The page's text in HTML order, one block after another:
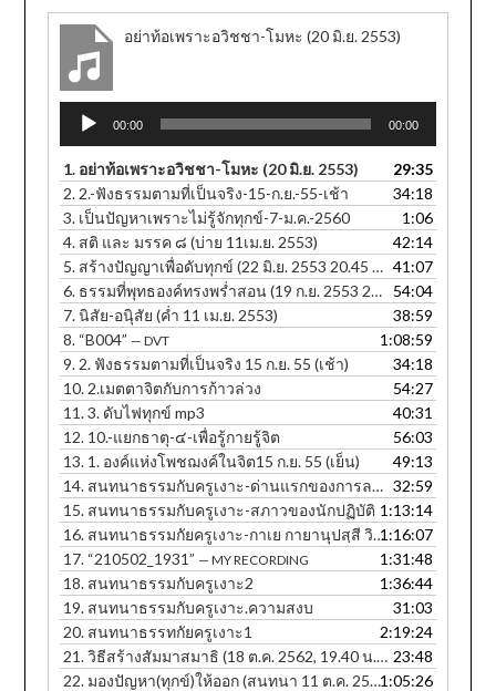
อย่าท้อเพราะอวิชชา-โมหะ (20 มิ.ย. 2553)
Audio
Player
00:00 00:00
1. อย่าท้อเพราะอวิชชา-โมหะ (20 มิ.ย. 2553)
29:35
2. 2.-ฟังธรรมตามที่เป็นจริง-15-ก.ย.-55-เช้า
34:18
3. เป็นปัญหาเพราะไม่รู้จักทุกข์-7-ม.ค.-2560
1:06
4. สติ และ มรรค ๘ (บ่าย 11เม.ย. 2553)
42:14
5. สร้างปัญญาเพื่อดับทุกข์ (22 มิ.ย. 2553 20.45 น.)
41:07
6. ธรรมที่พุทธองค์ทรงพร่ำสอน (19 ก.ย. 2553 20.25 น.)
54:04
7.นิสัย-อนุิสัย (ค่ำ 11 เม.ย. 2553)
38:59
8. “B004” — DVT
1:08:59
9. 2. ฟังธรรมตามที่เป็นจริง 15 ก.ย. 55 (เช้า)
34:18
10. 2.เมตตาจิตกับการก้าวล่วง
54:27
11.3. ดับไฟทุกข์ mp3
40:31
12. 10.-แยกธาตุ-๔-เพื่อรู้กายรู้จิต
56:03
13. 1. องค์แห่งโพชฌงค์ในจิต15 ก.ย. 55 (เย็น)
49:13
14. สนทนาธรรมกับครูเงาะ-ด่านแรกของการละกิเลส
32:59
15. สนทนาธรรมกับครูเงาะ-สภาวของนักปฏิบัติ 1:13:14
16. สนทนาธรรมกัยครูเงาะ-กาเย กายานุปสฺสี วิหรติ 1:16:07
17. “210502_1931” — MY RECORDING
1:31:48
18. สนทนาธรรมกับครูเงาะ2
1:36:44
19. สนทนาธรรมกับครูเงาะ.ความสงบ
31:03
20. สนทนาธรรทกัยครูเงาะ1
2:19:24
21.วิธีสร้างสัมมาสมาธิ (18 ต.ค. 2562, 19.40 น. ภาษาอีสาน)
23:48
22. มองปัญหา(ทุกข์)ให้ออก (สนทนา 11 ต.ค. 2560, 12.30 น.) - สำเนา 1:05:26